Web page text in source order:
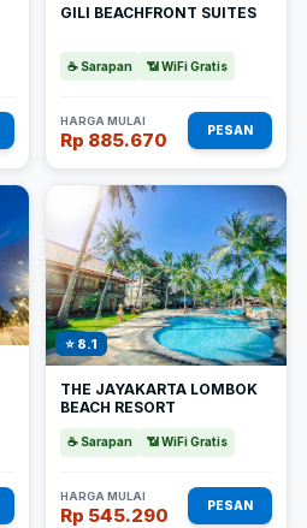
GILI BEACHFRONT SUITES
☕ Sarapan 📶 WiFi Gratis
HARGA MULAI
Rp 885.670 PESAN
⭐ 8.1
THE JAYAKARTA LOMBOK
BEACH RESORT
☕ Sarapan 📶 WiFi Gratis
HARGA MULAI
Rp 545.290 PESAN